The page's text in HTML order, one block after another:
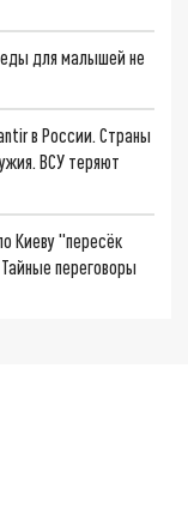
для малышей не
в России. Страны
ВСУ теряют
Киеву "пересёк
переговоры